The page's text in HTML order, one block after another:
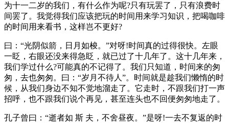
为十一二岁的我们，有什么作为呢?只有玩罢了，只有浪费时
间罢了。我觉得我们应该把玩的时间用来学习知识，把喝咖啡
的时间用来看书，这样岂不更好?
曰：“光阴似箭，日月如梭。”对呀!时间真的过得很快。左眼
一眨，右眼还没来得急眨，就已过了十几年了。这十几年来，
我们学过什么?可能真的不记得了。我们只知道，时间来的匆
匆，去也匆匆。曰：“岁月不待人”。时间就是趁我们懒惰的时
候，从我们身边不知不觉地溜走了。它走时，不跟我们打一声
招呼，也不跟我们说个再见，甚至连头也不回便匆匆地走了。
孔子曾曰：“逝者如 斯 夫，不舍昼夜。”是呀!一去不复返的时